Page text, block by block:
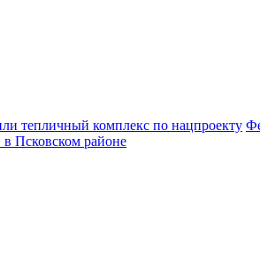
тепличный комплекс по нацпроекту
Псковском районе